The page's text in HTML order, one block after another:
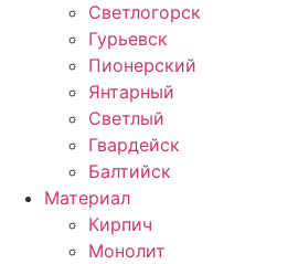
Светлогорск
Гурьевск
Пионерский
Янтарный
Светлый
Гвардейск
Балтийск
Материал
Кирпич
Монолит